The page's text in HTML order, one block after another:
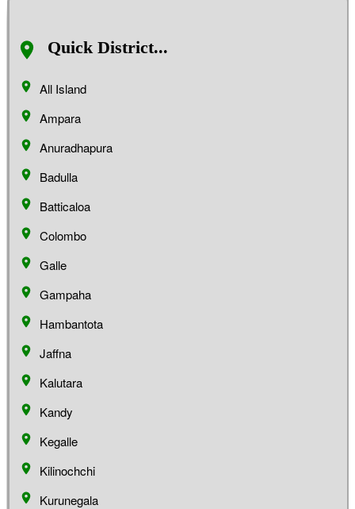
Quick District...
All Island
Ampara
Anuradhapura
Badulla
Batticaloa
Colombo
Galle
Gampaha
Hambantota
Jaffna
Kalutara
Kandy
Kegalle
Kilinochchi
Kurunegala